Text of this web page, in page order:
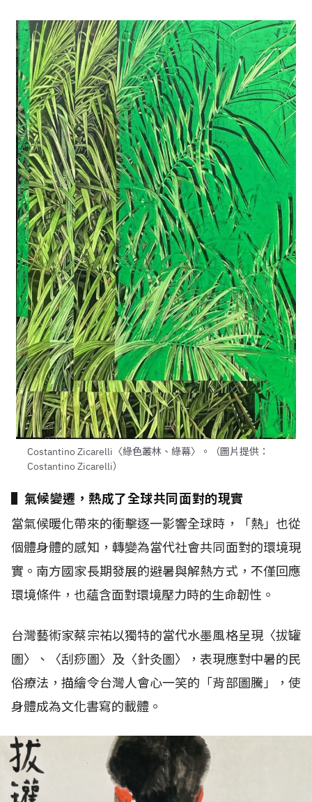
Costantino Zicarelli〈綠色叢林、綠幕〉。（圖片提供：
Costantino Zicarelli）
▌氣候變遷，熱成了全球共同面對的現實
當氣候暖化帶來的衝擊逐一影響全球時，「熱」也從
個體身體的感知，轉變為當代社會共同面對的環境現
實。南方國家長期發展的避暑與解熱方式，不僅回應
環境條件，也蘊含面對環境壓力時的生命韌性。
台灣藝術家蔡宗祐以獨特的當代水墨風格呈現〈拔罐
圖〉、〈刮痧圖〉及〈針灸圖〉，表現應對中暑的民
俗療法，描繪令台灣人會心一笑的「背部圖騰」，使
身體成為文化書寫的載體。